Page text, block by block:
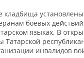
кладбища
боевых
языках. В
Татарской
инвалидов